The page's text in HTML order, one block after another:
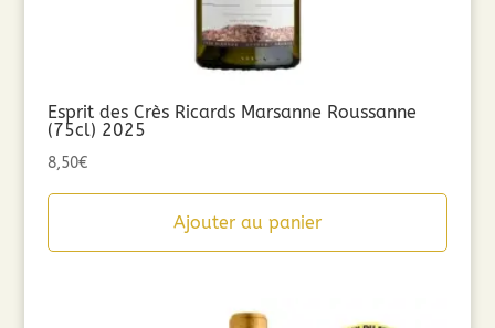
Esprit des Crès Ricards Marsanne Roussanne
(75cl) 2025
8,50€
Ajouter au panier